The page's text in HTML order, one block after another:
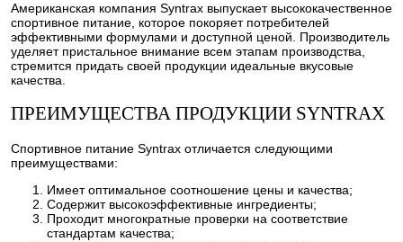
Американская компания Syntrax выпускает высококачественное
спортивное питание, которое покоряет потребителей
эффективными формулами и доступной ценой. Производитель
уделяет пристальное внимание всем этапам производства,
стремится придать своей продукции идеальные вкусовые
качества.
ПРЕИМУЩЕСТВА ПРОДУКЦИИ SYNTRAX
Спортивное питание Syntrax отличается следующими
преимуществами:
Имеет оптимальное соотношение цены и качества;
Содержит высокоэффективные ингредиенты;
Проходит многократные проверки на соответствие
стандартам качества;